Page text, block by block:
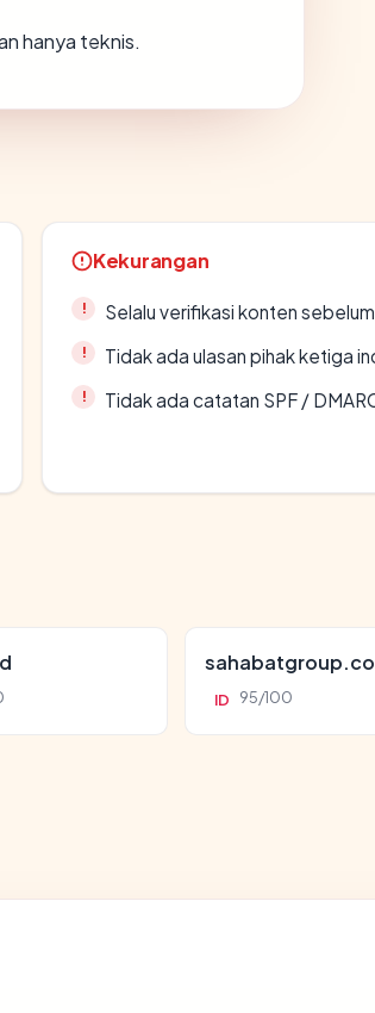
hanya teknis.
Kekurangan
Selalu verifikasi konten
Tidak ada ulasan pihak ketiga
Tidak ada catatan SPF /
ID 95/100